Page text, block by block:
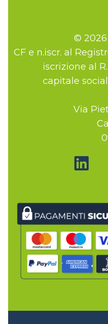
© 2026
CF e n.iscr. al
iscrizione al
capitale
Via